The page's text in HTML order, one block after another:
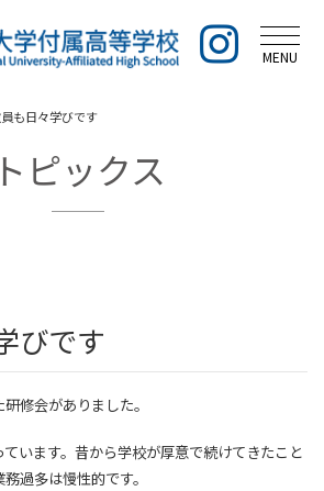
MENU
も日々学びです
トピックス
びです
修会がありました。
います。昔から学校が厚意で続けてきたこと
過多は慢性的です。